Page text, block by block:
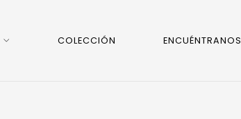
COLECCIÓN ENCUÉNTRANOS